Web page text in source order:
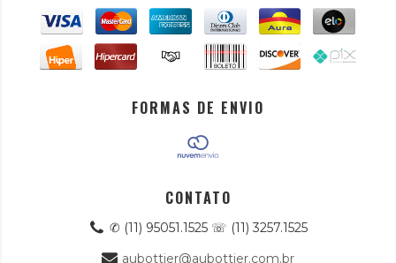
FORMAS DE ENVIO
CONTATO
✆ (11) 95051.1525 ☏ (11) 3257.1525
aubottier@aubottier.com.br